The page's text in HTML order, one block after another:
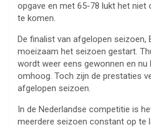
opgave en met 65-78 lukt het niet
te komen.
De finalist van afgelopen seizoen,
moeizaam het seizoen gestart.
wordt weer eens gewonnen en nu
omhoog. Toch zijn de prestaties
afgelopen seizoen.
In de Nederlandse competitie is
meerdere seizoen constant op te